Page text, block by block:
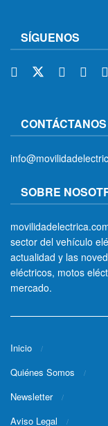
SÍGUENOS
CONTÁCTANOS
SOBRE
sector del vehículo
actualidad y las
eléctricos, motos
mercado.
Inicio
Quiénes Somos
Newsletter
Aviso Legal